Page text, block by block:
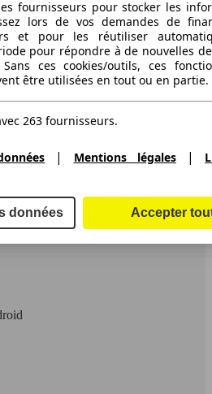
fournisseurs pour stocker les
lors de vos demandes de
et pour les réutiliser
pour répondre à de nouvelles
ces cookies/outils, ces
être utilisées en tout ou en partie.
263 fournisseurs.
| Mentions légales|
données Accepter